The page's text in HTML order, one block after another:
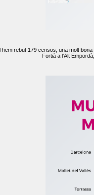
hem rebut 179 censos, una molt
Fortià a l'Alt